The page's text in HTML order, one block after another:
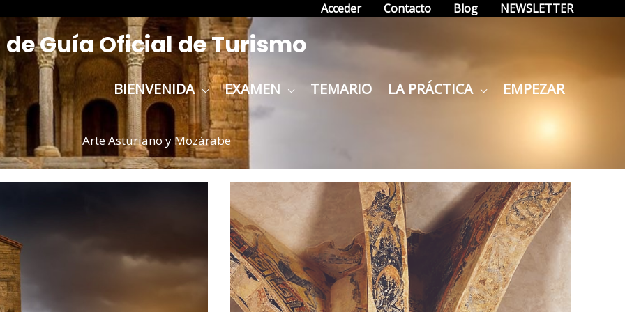
Acceder Contacto Blog NEWSLETTER
Guía Oficial de Turismo
BIENVENIDA EXAMEN TEMARIO LA PRÁCTICA EMPEZAR
Arte Asturiano y Mozárabe